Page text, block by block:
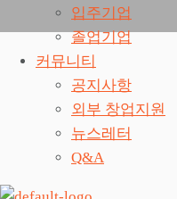
입주기업
졸업기업
커뮤니티
공지사항
외부 창업지원
뉴스레터
Q&A